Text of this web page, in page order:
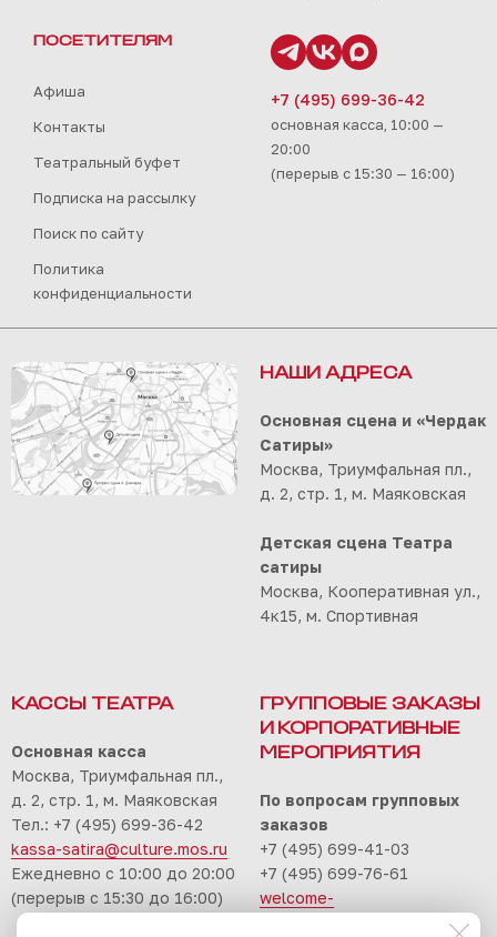
ПОСЕТИТЕЛЯМ
Афиша
Контакты
Театральный буфет
Подписка на рассылку
Поиск по сайту
Политика
конфиденциальности
+7 (495) 699-36-42
основная касса, 10:00 —
20:00
(перерыв с 15:30 — 16:00)
НАШИ АДРЕСА
Основная сцена и «Чердак
Сатиры»
Москва, Триумфальная пл.,
д. 2, стр. 1, м. Маяковская
Детская сцена Театра
сатиры
Москва, Кооперативная ул.,
4к15, м. Спортивная
КАССЫ ТЕАТРА
Основная касса
Москва, Триумфальная пл.,
д. 2, стр. 1, м. Маяковская
Тел.: +7 (495) 699-36-42
kassa-satira@culture.mos.ru
Ежедневно с 10:00 до 20:00
(перерыв с 15:30 до 16:00)
ГРУППОВЫЕ ЗАКАЗЫ
И КОРПОРАТИВНЫЕ
МЕРОПРИЯТИЯ
По вопросам групповых
заказов
+7 (495) 699-41-03
+7 (495) 699-76-61
welcome-